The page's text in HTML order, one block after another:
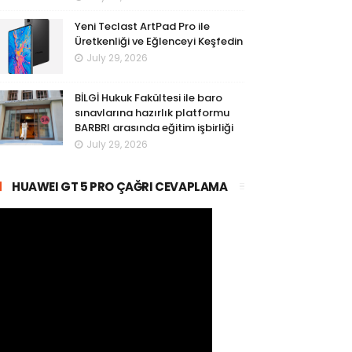
Yeni Teclast ArtPad Pro ile
Üretkenliği ve Eğlenceyi Keşfedin
July 29, 2026
BİLGİ Hukuk Fakültesi ile baro
sınavlarına hazırlık platformu
BARBRI arasında eğitim işbirliği
July 29, 2026
HUAWEI GT 5 PRO ÇAĞRI CEVAPLAMA